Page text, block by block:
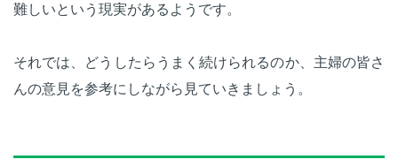
難しいという現実があるようです。
それでは、どうしたらうまく続けられるのか、主婦の皆さ
んの意見を参考にしながら見ていきましょう。